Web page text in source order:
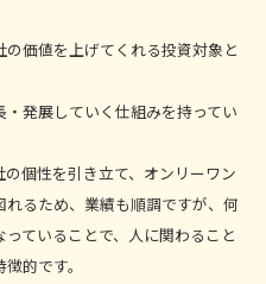
価値を上げてくれる投資対象と
発展していく仕組みを持ってい
個性を引き立て、オンリーワン
るため、業績も順調ですが、何
ていることで、人に関わること
的です。